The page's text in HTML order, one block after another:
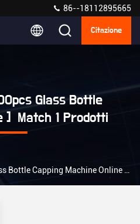
86--18112895665
Citazione
Glass Bottle
] Match 1 Prodotti
700pcs Glass Bottle Capping Machine Online Manufacturer